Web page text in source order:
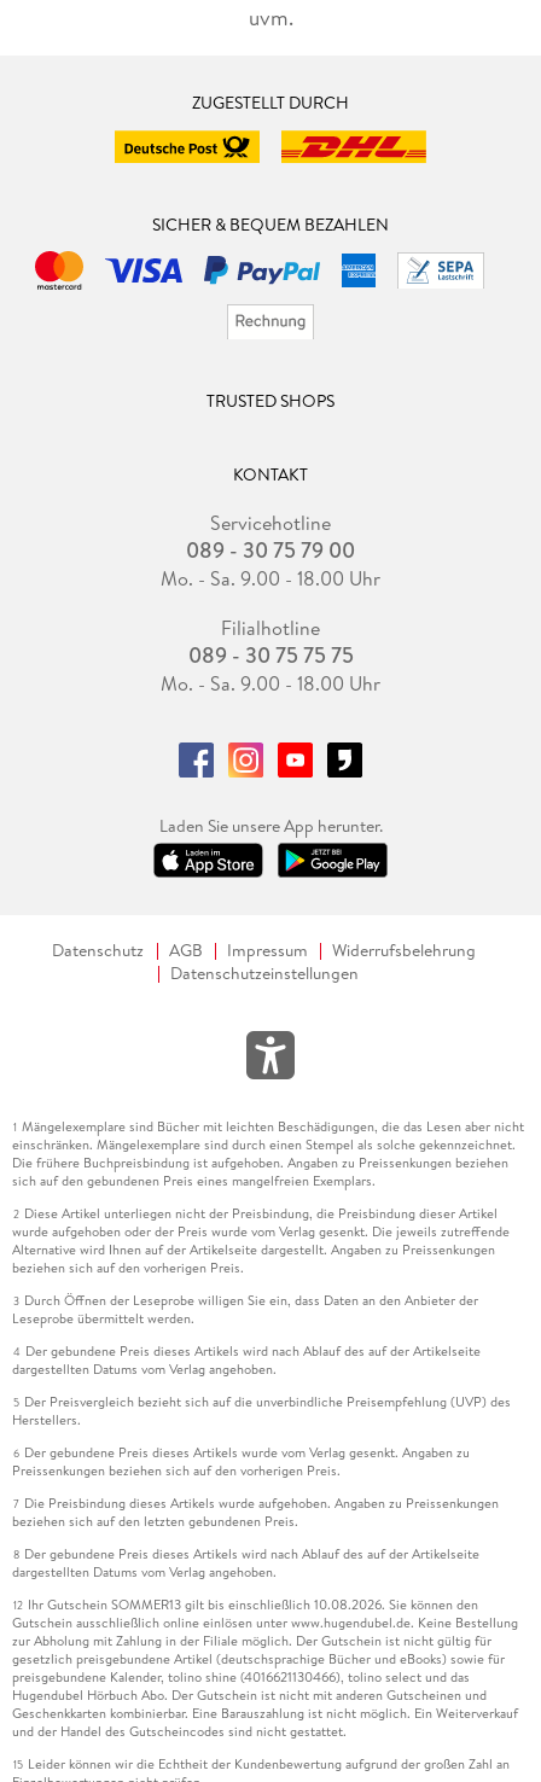
uvm.
ZUGESTELLT DURCH
SICHER & BEQUEM BEZAHLEN
TRUSTED SHOPS
KONTAKT
Servicehotline
089 - 30 75 79 00
Mo. - Sa. 9.00 - 18.00 Uhr
Filialhotline
089 - 30 75 75 75
Mo. - Sa. 9.00 - 18.00 Uhr
Laden Sie unsere App herunter.
Datenschutz AGB Impressum
Widerrufsbelehrung
Datenschutzeinstellungen
1 Mängelexemplare sind Bücher mit leichten Beschädigungen, die das Lesen aber nicht
einschränken. Mängelexemplare sind durch einen Stempel als solche gekennzeichnet.
Die frühere Buchpreisbindung ist aufgehoben. Angaben zu Preissenkungen beziehen
sich auf den gebundenen Preis eines mangelfreien Exemplars.
2 Diese Artikel unterliegen nicht der Preisbindung, die Preisbindung dieser Artikel
wurde aufgehoben oder der Preis wurde vom Verlag gesenkt. Die jeweils zutreffende
Alternative wird Ihnen auf der Artikelseite dargestellt. Angaben zu Preissenkungen
beziehen sich auf den vorherigen Preis.
3 Durch Öffnen der Leseprobe willigen Sie ein, dass Daten an den Anbieter der
Leseprobe übermittelt werden.
4 Der gebundene Preis dieses Artikels wird nach Ablauf des auf der Artikelseite
dargestellten Datums vom Verlag angehoben.
5 Der Preisvergleich bezieht sich auf die unverbindliche Preisempfehlung (UVP) des
Herstellers.
6 Der gebundene Preis dieses Artikels wurde vom Verlag gesenkt. Angaben zu
Preissenkungen beziehen sich auf den vorherigen Preis.
7 Die Preisbindung dieses Artikels wurde aufgehoben. Angaben zu Preissenkungen
beziehen sich auf den letzten gebundenen Preis.
8 Der gebundene Preis dieses Artikels wird nach Ablauf des auf der Artikelseite
dargestellten Datums vom Verlag angehoben.
12 Ihr Gutschein SOMMER13 gilt bis einschließlich 10.08.2026. Sie können den
Gutschein ausschließlich online einlösen unter www.hugendubel.de. Keine Bestellung
zur Abholung mit Zahlung in der Filiale möglich. Der Gutschein ist nicht gültig für
gesetzlich preisgebundene Artikel (deutschsprachige Bücher und eBooks) sowie für
preisgebundene Kalender, tolino shine (4016621130466), tolino select und das
Hugendubel Hörbuch Abo. Der Gutschein ist nicht mit anderen Gutscheinen und
Geschenkkarten kombinierbar. Eine Barauszahlung ist nicht möglich. Ein Weiterverkauf
und der Handel des Gutscheincodes sind nicht gestattet.
15 Leider können wir die Echtheit der Kundenbewertung aufgrund der großen Zahl an